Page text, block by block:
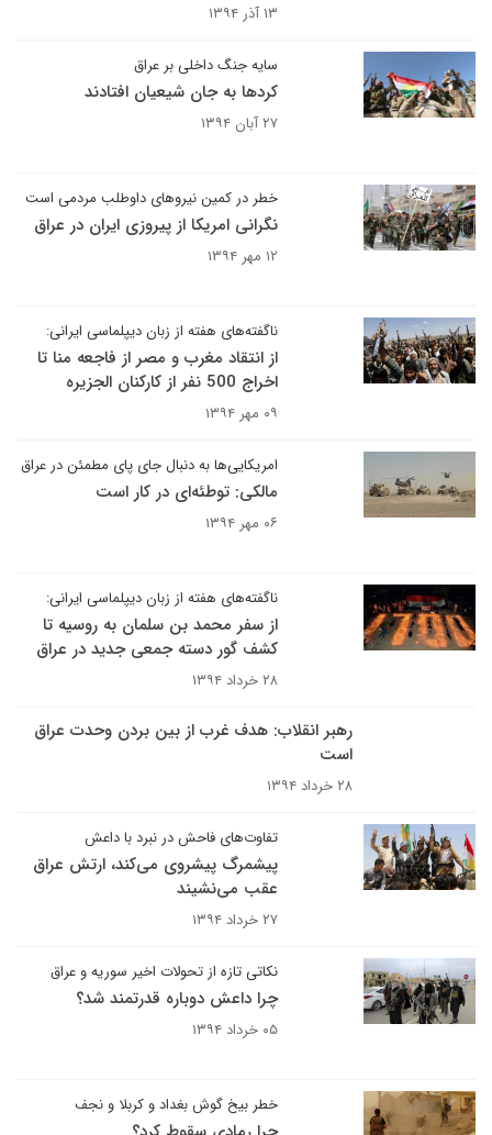
۱۳ آذر ۱۳۹۴
سایه جنگ داخلی بر عراق
کردها به جان شیعیان افتادند
۲۷ آبان ۱۳۹۴
خطر در کمین نیروهای داوطلب مردمی است
نگرانی امریکا از پیروزی ایران در عراق
۱۲ مهر ۱۳۹۴
ناگفته‌های هفته از زبان دیپلماسی ایرانی:
از انتقاد مغرب و مصر از فاجعه منا تا
اخراج 500 نفر از کارکنان الجزیره
۰۹ مهر ۱۳۹۴
امریکایی‌ها به دنبال جای پای مطمئن در عراق
مالکی: توطئه‌ای در کار است
۰۶ مهر ۱۳۹۴
ناگفته‌های هفته از زبان دیپلماسی ایرانی:
از سفر محمد بن سلمان به روسیه تا
کشف گور دسته جمعی جدید در عراق
۲۸ خرداد ۱۳۹۴
رهبر‌ انقلاب:‌ هدف‌ غرب‌ از‌ بین‌ بردن‌ وحدت‌ عراق‌
است
۲۸ خرداد ۱۳۹۴
تفاوت‌های فاحش در نبرد با داعش
پیشمرگ پیشروی می‌کند، ارتش عراق
عقب می‌نشیند
۲۷ خرداد ۱۳۹۴
نکاتی تازه از تحولات اخیر سوریه و عراق
چرا داعش دوباره قدرتمند شد؟
۰۵ خرداد ۱۳۹۴
خطر بیخ گوش بغداد و کربلا و نجف